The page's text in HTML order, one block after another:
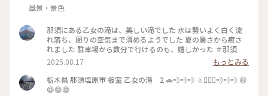
風景・景色
那須にある乙女の滝は、美しい滝でした 水は勢いよく白く流
れ落ち、周りの空気まで清めるようでした 夏の暑さから癒さ
れました 駐車場から数分で行けるのも、嬉しかった ＃那須
2025.08.17
もっとみる
栃木県 那須塩原市 板室 乙女の滝 2 🚗💨💨💨 🚶🚶🏼‍♀️💨💨💨 😄
😄😄😄